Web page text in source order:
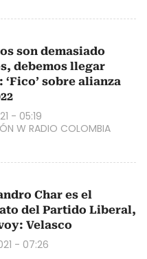
son demasiado
debemos llegar
‘Fico’ sobre alianza
- 05:19
W RADIO COLOMBIA
Char es el
del Partido Liberal,
Velasco
- 07:26